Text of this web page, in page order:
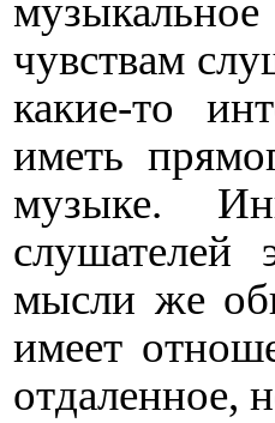
чувствам
какие-то
иметь
музыке.
мысли же
имеет
отдаленное,